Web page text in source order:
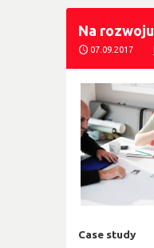
Na
07.09.2017
Case study